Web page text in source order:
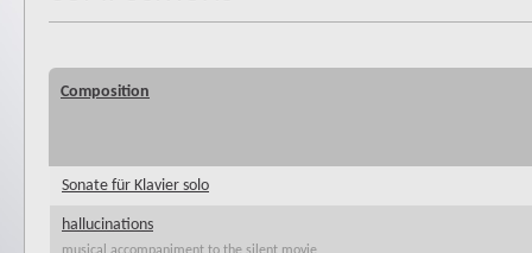
Composition
Sonate für Klavier solo
hallucinations